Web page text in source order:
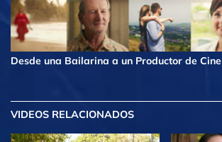
Desde una Bailarina a un Productor de Cine
VIDEOS RELACIONADOS